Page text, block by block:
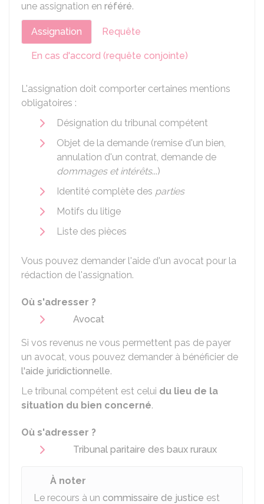
une assignation en référé.
Assignation Requête
En cas d'accord (requête conjointe)
L'assignation doit comporter certaines mentions
obligatoires :
Désignation du tribunal compétent
Objet de la demande (remise d'un bien,
annulation d'un contrat, demande de
dommages et intérêts...)
Identité complète des parties
Motifs du litige
Liste des pièces
Vous pouvez demander l'aide d'un avocat pour la
rédaction de l'assignation.
Où s'adresser ?
Avocat
Si vos revenus ne vous permettent pas de payer
un avocat, vous pouvez demander à bénéficier de
l'aide juridictionnelle.
Le tribunal compétent est celui du lieu de la
situation du bien concerné.
Où s'adresser ?
Tribunal paritaire des baux ruraux
À noter
Le recours à un commissaire de justice est